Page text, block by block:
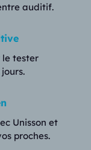
auditif.
le tester
Unisson et
proches.